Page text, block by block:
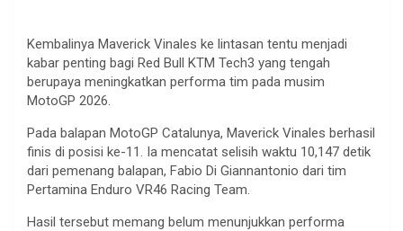
Kembalinya Maverick Vinales ke lintasan tentu menjadi
kabar penting bagi Red Bull KTM Tech3 yang tengah
berupaya meningkatkan performa tim pada musim
MotoGP 2026.
Pada balapan MotoGP Catalunya, Maverick Vinales berhasil
finis di posisi ke-11. Ia mencatat selisih waktu 10,147 detik
dari pemenang balapan, Fabio Di Giannantonio dari tim
Pertamina Enduro VR46 Racing Team.
Hasil tersebut memang belum menunjukkan performa